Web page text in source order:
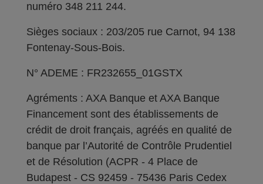
numéro 348 211 244.
Sièges sociaux : 203/205 rue Carnot, 94 138
Fontenay-Sous-Bois.
N° ADEME : FR232655_01GSTX
Agréments : AXA Banque et AXA Banque
Financement sont des établissements de
crédit de droit français, agréés en qualité de
banque par l’Autorité de Contrôle Prudentiel
et de Résolution (ACPR - 4 Place de
Budapest - CS 92459 - 75436 Paris Cedex